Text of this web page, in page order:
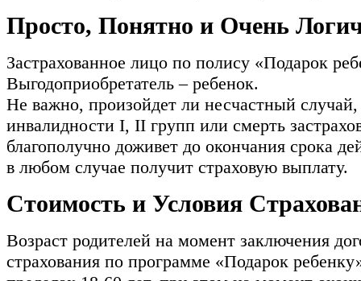
Просто, Понятно и Очень
Застрахованное лицо по полису «Подарок
Выгодоприобретатель – ребенок.
Не важно, произойдет ли несчастный
инвалидности I, II групп или смерть
благополучно доживет до окончания срока
в любом случае получит страховую выплату.
Стоимость и Условия
Возраст родителей на момент заключения
страхования по программе «Подарок